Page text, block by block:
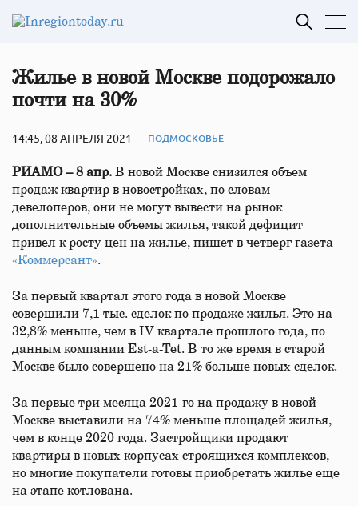
Жилье в новой Москве подорожало
почти на 30%
14:45, 08 АПРЕЛЯ 2021 ПОДМОСКОВЬЕ
РИАМО – 8 апр. В новой Москве снизился объем
продаж квартир в новостройках, по словам
девелоперов, они не могут вывести на рынок
дополнительные объемы жилья, такой дефицит
привел к росту цен на жилье, пишет в четверг газета
«Коммерсант».
За первый квартал этого года в новой Москве
совершили 7,1 тыс. сделок по продаже жилья. Это на
32,8% меньше, чем в IV квартале прошлого года, по
данным компании Est-a-Tet. В то же время в старой
Москве было совершено на 21% больше новых сделок.
За первые три месяца 2021-го на продажу в новой
Москве выставили на 74% меньше площадей жилья,
чем в конце 2020 года. Застройщики продают
квартиры в новых корпусах строящихся комплексов,
но многие покупатели готовы приобретать жилье еще
на этапе котлована.